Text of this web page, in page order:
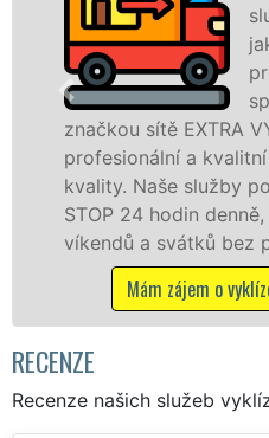
služby
jak pro
pro obchodní
společnosti.
sítě EXTRA VYKLÍZENÍ
a kvalitní servis se
Naše služby poskytujeme
24 hodin denně, 7 dní v
a svátků bez příplatků.
Mám zájem o vyklízení ve
RECENZE
Recenze našich služeb